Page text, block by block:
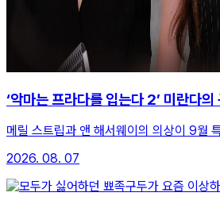
‘악마는 프라다를 입는다 2’ 미란다
메릴 스트립과 앤 해서웨이의 의상이 9월
2026. 08. 07